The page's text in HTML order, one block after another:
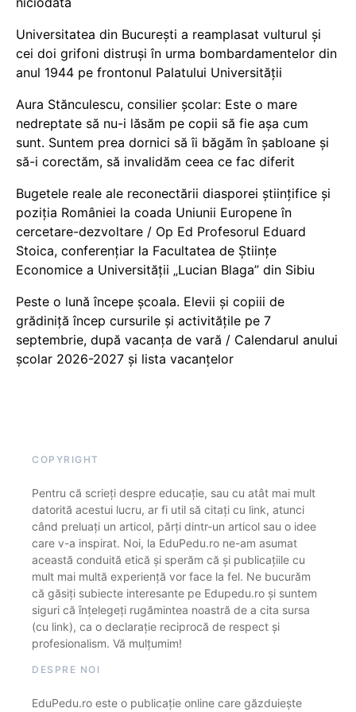
Universitatea din București a reamplasat vulturul și
cei doi grifoni distruși în urma bombardamentelor din
anul 1944 pe frontonul Palatului Universității
Aura Stănculescu, consilier școlar: Este o mare
nedreptate să nu-i lăsăm pe copii să fie așa cum
sunt. Suntem prea dornici să îi băgăm în șabloane și
să-i corectăm, să invalidăm ceea ce fac diferit
Bugetele reale ale reconectării diasporei științifice și
poziția României la coada Uniunii Europene în
cercetare-dezvoltare / Op Ed Profesorul Eduard
Stoica, conferențiar la Facultatea de Științe
Economice a Universității „Lucian Blaga” din Sibiu
Peste o lună începe școala. Elevii și copiii de
grădiniță încep cursurile și activitățile pe 7
septembrie, după vacanța de vară / Calendarul anului
școlar 2026-2027 și lista vacanțelor
COPYRIGHT
Pentru că scrieți despre educație, sau cu atât mai mult
datorită acestui lucru, ar fi util să citați cu link, atunci
când preluați un articol, părți dintr-un articol sau o idee
care v-a inspirat. Noi, la EduPedu.ro ne-am asumat
această conduită etică și sperăm că și publicațiile cu
mult mai multă experiență vor face la fel. Ne bucurăm
că găsiți subiecte interesante pe Edupedu.ro și suntem
siguri că înțelegeți rugămintea noastră de a cita sursa
(cu link), ca o declarație reciprocă de respect și
profesionalism. Vă mulțumim!
DESPRE NOI
EduPedu.ro este o publicație online care găzduiește